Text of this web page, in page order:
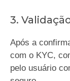
3.
Após a
com o KYC,
pelo usuário